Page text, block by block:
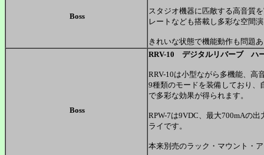
Boss
スタジオ機器に匹敵する高音質
レートなども搭載し多彩な空間
きれいな状態で機能動作も問
Boss
RRV-10 デジタルリバーブ ハー
RRV-10は小型ながら多機能、高
9種類のモードを装備しており、
で多彩な効果が得られます。
RPW-7は9VDC、最大700mAの
ライです。
本来別売のラック・マウント・